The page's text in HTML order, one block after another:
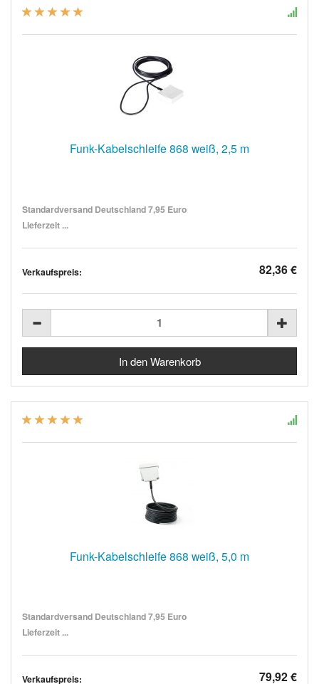
Funk-Kabelschleife 868 weiß, 2,5 m
Standardversand Deutschland 7,95 Euro
Lieferzeit ...
Verkaufspreis: 82,36 €
Funk-Kabelschleife 868 weiß, 5,0 m
Standardversand Deutschland 7,95 Euro
Lieferzeit ...
Verkaufspreis: 79,92 €